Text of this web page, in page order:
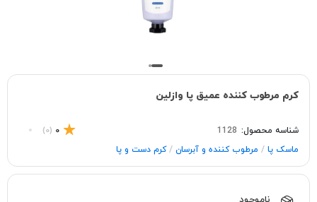
کرم مرطوب کننده عمیق پا وازلین
شناسه محصول: 1128
0
(0)
ماسک پا / مرطوب کننده و آبرسان /کرم دست و پا